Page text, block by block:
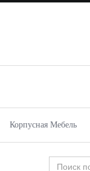
Корпусная Мебель